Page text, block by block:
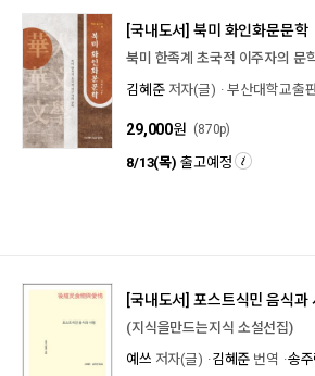
[국내도서] 북미 화인화문문학
북미 한족계 초국적 이주자의 문
김혜준 저자(글) 부산대학교출
29,000원 (870p)
8/13(목) 출고예정
[국내도서] 포스트식민 음식과
(지식을만드는지식 소설선집)
예쓰 저자(글) 김혜준 번역 송